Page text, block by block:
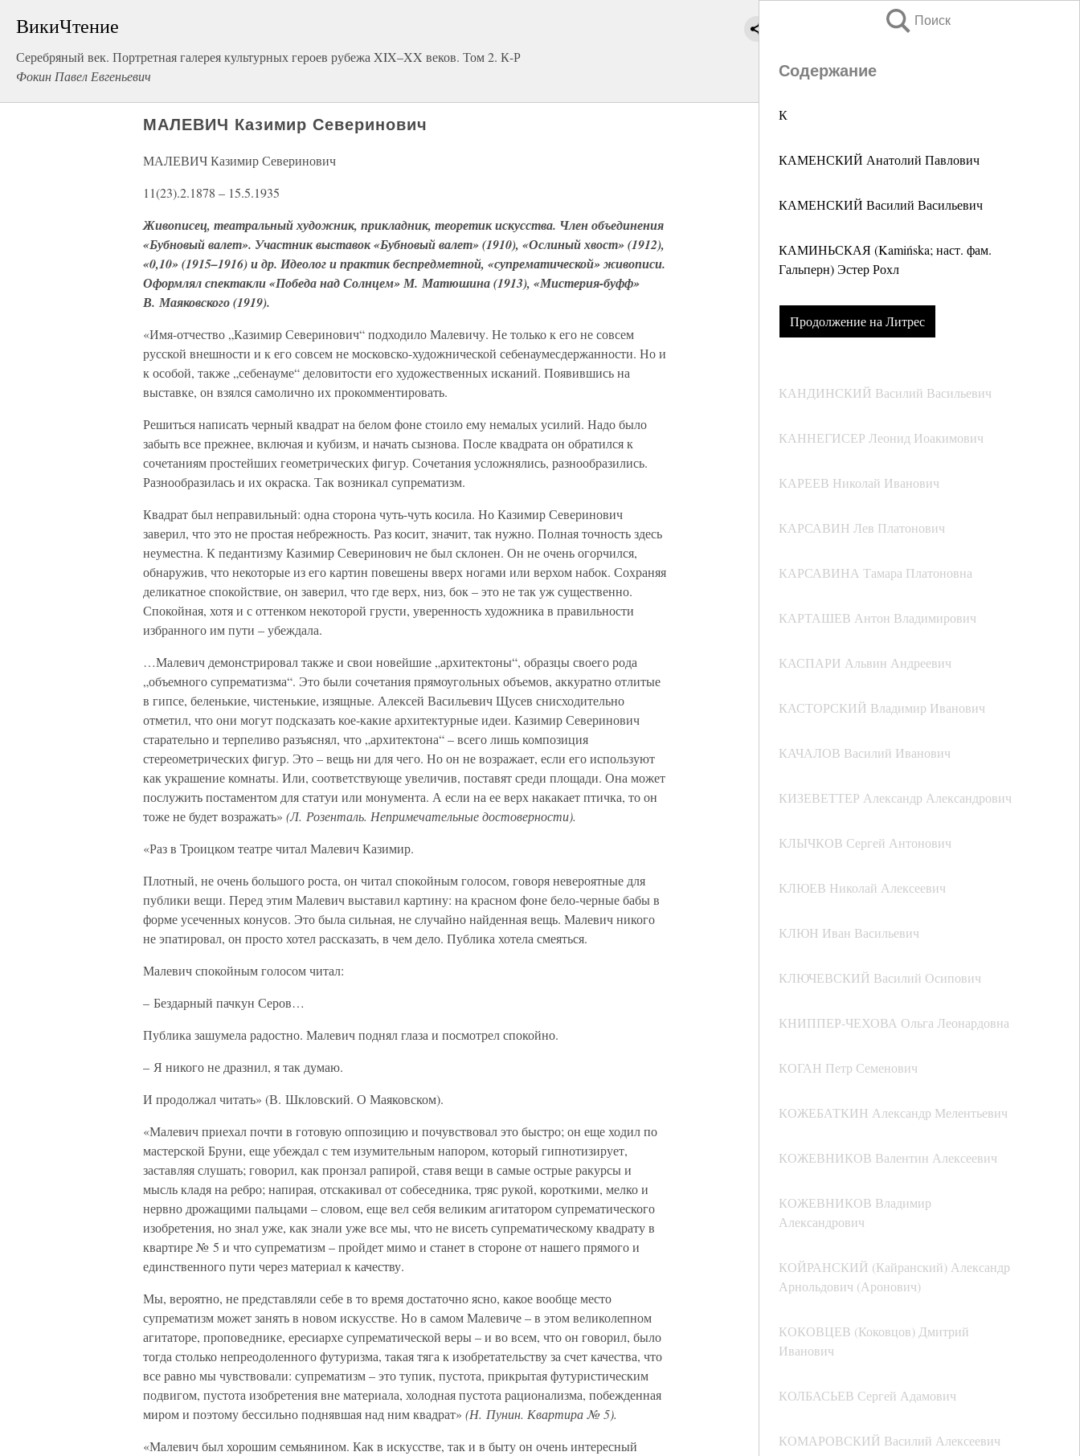
ВикиЧтение
Серебряный век. Портретная галерея культурных героев рубежа XIX–XX веков. Том 2. К-Р
Фокин Павел Евгеньевич
Поиск
Содержание
К
КАМЕНСКИЙ Анатолий Павлович
КАМЕНСКИЙ Василий Васильевич
КАМИНЬСКАЯ (Kamińska; наст. фам.
Гальперн) Эстер Рохл
Продолжение на Литрес
КАНДИНСКИЙ Василий Васильевич
КАННЕГИСЕР Леонид Иоакимович
КАРЕЕВ Николай Иванович
КАРСАВИН Лев Платонович
КАРСАВИНА Тамара Платоновна
КАРТАШЕВ Антон Владимирович
КАСПАРИ Альвин Андреевич
КАСТОРСКИЙ Владимир Иванович
КАЧАЛОВ Василий Иванович
КИЗЕВЕТТЕР Александр Александрович
КЛЫЧКОВ Сергей Антонович
КЛЮЕВ Николай Алексеевич
КЛЮН Иван Васильевич
КЛЮЧЕВСКИЙ Василий Осипович
КНИППЕР-ЧЕХОВА Ольга Леонардовна
КОГАН Петр Семенович
КОЖЕБАТКИН Александр Мелентьевич
КОЖЕВНИКОВ Валентин Алексеевич
КОЖЕВНИКОВ Владимир
Александрович
КОЙРАНСКИЙ (Кайранский) Александр
Арнольдович (Аронович)
КОКОВЦЕВ (Коковцов) Дмитрий
Иванович
КОЛБАСЬЕВ Сергей Адамович
КОМАРОВСКИЙ Василий Алексеевич
МАЛЕВИЧ Казимир Северинович
МАЛЕВИЧ Казимир Северинович
11(23).2.1878 – 15.5.1935
Живописец, театральный художник, прикладник, теоретик искусства. Член объединения
«Бубновый валет». Участник выставок «Бубновый валет» (1910), «Ослиный хвост» (1912),
«0,10» (1915–1916) и др. Идеолог и практик беспредметной, «супрематической» живописи.
Оформлял спектакли «Победа над Солнцем» М. Матюшина (1913), «Мистерия-буфф»
В. Маяковского (1919).
«Имя-отчество „Казимир Северинович“ подходило Малевичу. Не только к его не совсем
русской внешности и к его совсем не московско-художнической себенаумесдержанности. Но и
к особой, также „себенауме“ деловитости его художественных исканий. Появившись на
выставке, он взялся самолично их прокомментировать.
Решиться написать черный квадрат на белом фоне стоило ему немалых усилий. Надо было
забыть все прежнее, включая и кубизм, и начать сызнова. После квадрата он обратился к
сочетаниям простейших геометрических фигур. Сочетания усложнялись, разнообразились.
Разнообразилась и их окраска. Так возникал супрематизм.
Квадрат был неправильный: одна сторона чуть-чуть косила. Но Казимир Северинович
заверил, что это не простая небрежность. Раз косит, значит, так нужно. Полная точность здесь
неуместна. К педантизму Казимир Северинович не был склонен. Он не очень огорчился,
обнаружив, что некоторые из его картин повешены вверх ногами или верхом набок. Сохраняя
деликатное спокойствие, он заверил, что где верх, низ, бок – это не так уж существенно.
Спокойная, хотя и с оттенком некоторой грусти, уверенность художника в правильности
избранного им пути – убеждала.
…Малевич демонстрировал также и свои новейшие „архитектоны“, образцы своего рода
„объемного супрематизма“. Это были сочетания прямоугольных объемов, аккуратно отлитые
в гипсе, беленькие, чистенькие, изящные. Алексей Васильевич Щусев снисходительно
отметил, что они могут подсказать кое-какие архитектурные идеи. Казимир Северинович
старательно и терпеливо разъяснял, что „архитектона“ – всего лишь композиция
стереометрических фигур. Это – вещь ни для чего. Но он не возражает, если его используют
как украшение комнаты. Или, соответствующе увеличив, поставят среди площади. Она может
послужить постаментом для статуи или монумента. А если на ее верх накакает птичка, то он
тоже не будет возражать» (Л. Розенталь. Непримечательные достоверности).
«Раз в Троицком театре читал Малевич Казимир.
Плотный, не очень большого роста, он читал спокойным голосом, говоря невероятные для
публики вещи. Перед этим Малевич выставил картину: на красном фоне бело-черные бабы в
форме усеченных конусов. Это была сильная, не случайно найденная вещь. Малевич никого
не эпатировал, он просто хотел рассказать, в чем дело. Публика хотела смеяться.
Малевич спокойным голосом читал:
– Бездарный пачкун Серов…
Публика зашумела радостно. Малевич поднял глаза и посмотрел спокойно.
– Я никого не дразнил, я так думаю.
И продолжал читать» (В. Шкловский. О Маяковском).
«Малевич приехал почти в готовую оппозицию и почувствовал это быстро; он еще ходил по
мастерской Бруни, еще убеждал с тем изумительным напором, который гипнотизирует,
заставляя слушать; говорил, как пронзал рапирой, ставя вещи в самые острые ракурсы и
мысль кладя на ребро; напирая, отскакивал от собеседника, тряс рукой, короткими, мелко и
нервно дрожащими пальцами – словом, еще вел себя великим агитатором супрематического
изобретения, но знал уже, как знали уже все мы, что не висеть супрематическому квадрату в
квартире № 5 и что супрематизм – пройдет мимо и станет в стороне от нашего прямого и
единственного пути через материал к качеству.
Мы, вероятно, не представляли себе в то время достаточно ясно, какое вообще место
супрематизм может занять в новом искусстве. Но в самом Малевиче – в этом великолепном
агитаторе, проповеднике, ересиархе супрематической веры – и во всем, что он говорил, было
тогда столько непреодоленного футуризма, такая тяга к изобретательству за счет качества, что
все равно мы чувствовали: супрематизм – это тупик, пустота, прикрытая футуристическим
подвигом, пустота изобретения вне материала, холодная пустота рационализма, побежденная
миром и поэтому бессильно поднявшая над ним квадрат» (Н. Пунин. Квартира № 5).
«Малевич был хорошим семьянином. Как в искусстве, так и в быту он очень интересный